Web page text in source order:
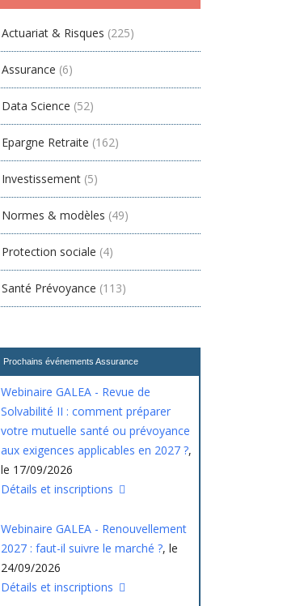
Actuariat & Risques (225)
Assurance (6)
Data Science (52)
Epargne Retraite (162)
Investissement (5)
Normes & modèles (49)
Protection sociale (4)
Santé Prévoyance (113)
Prochains événements Assurance
Webinaire GALEA - Revue de
Solvabilité II : comment préparer
votre mutuelle santé ou prévoyance
aux exigences applicables en 2027 ?,
le 17/09/2026
Détails et inscriptions
Webinaire GALEA - Renouvellement
2027 : faut-il suivre le marché ?, le
24/09/2026
Détails et inscriptions